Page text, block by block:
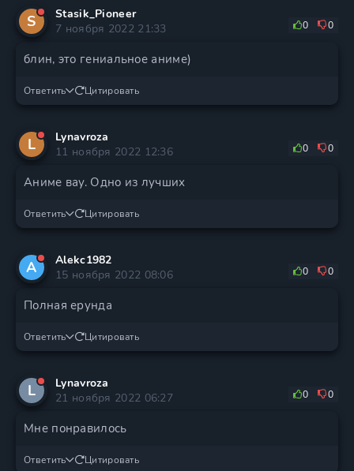
S
Stasik_Pioneer
7 ноября 2022 21:33
0 0
блин, это гениальное аниме)
Ответить Цитировать
L
Lynavroza
11 ноября 2022 12:36
0 0
Аниме вау. Одно из лучших
Ответить Цитировать
A
Alekc1982
15 ноября 2022 08:06
0 0
Полная ерунда
Ответить Цитировать
L
Lynavroza
21 ноября 2022 06:27
0 0
Мне понравилось
Ответить Цитировать